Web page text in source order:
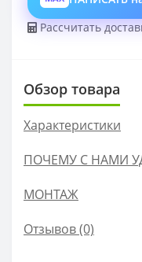
Рассчитать
Обзор товара
Характеристики
ПОЧЕМУ С НАМИ
МОНТАЖ
Отзывов (0)